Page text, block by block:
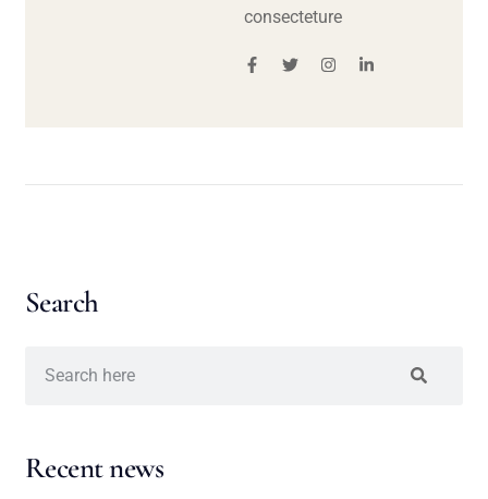
consecteture
Search
Recent news